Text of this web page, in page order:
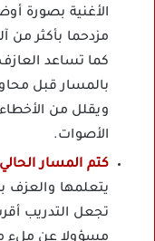
الأغنية بصورة
مزدحما بأكثر من
كما تساعد
بالمسار قبل
ويقلل من
الأصوات.
كتم المسار
يتعلمها والعزف
تجعل التدريب